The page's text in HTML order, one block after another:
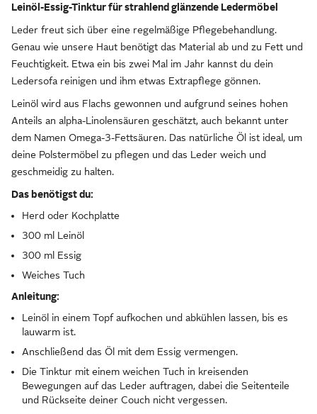
Leinöl-Essig-Tinktur für strahlend glänzende Ledermöbel
Leder freut sich über eine regelmäßige Pflegebehandlung.
Genau wie unsere Haut benötigt das Material ab und zu Fett und
Feuchtigkeit. Etwa ein bis zwei Mal im Jahr kannst du dein
Ledersofa reinigen und ihm etwas Extrapflege gönnen.
Leinöl wird aus Flachs gewonnen und aufgrund seines hohen
Anteils an alpha-Linolensäuren geschätzt, auch bekannt unter
dem Namen Omega-3-Fettsäuren. Das natürliche Öl ist ideal, um
deine Polstermöbel zu pflegen und das Leder weich und
geschmeidig zu halten.
Das benötigst du:
Herd oder Kochplatte
300 ml Leinöl
300 ml Essig
Weiches Tuch
Anleitung:
Leinöl in einem Topf aufkochen und abkühlen lassen, bis es
lauwarm ist.
Anschließend das Öl mit dem Essig vermengen.
Die Tinktur mit einem weichen Tuch in kreisenden
Bewegungen auf das Leder auftragen, dabei die Seitenteile
und Rückseite deiner Couch nicht vergessen.